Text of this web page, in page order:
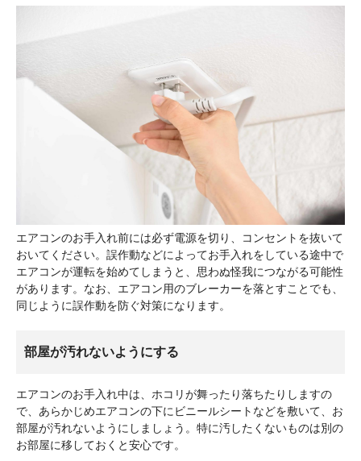
エアコンのお手入れ前には必ず電源を切り、コンセントを抜いて
おいてください。誤作動などによってお手入れをしている途中で
エアコンが運転を始めてしまうと、思わぬ怪我につながる可能性
があります。なお、エアコン用のブレーカーを落とすことでも、
同じように誤作動を防ぐ対策になります。
部屋が汚れないようにする
エアコンのお手入れ中は、ホコリが舞ったり落ちたりしますの
で、あらかじめエアコンの下にビニールシートなどを敷いて、お
部屋が汚れないようにしましょう。特に汚したくないものは別の
お部屋に移しておくと安心です。